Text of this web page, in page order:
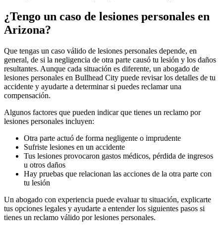
¿Tengo un caso de lesiones personales en
Arizona?
Que tengas un caso válido de lesiones personales depende, en
general, de si la negligencia de otra parte causó tu lesión y los daños
resultantes. Aunque cada situación es diferente, un abogado de
lesiones personales en Bullhead City puede revisar los detalles de tu
accidente y ayudarte a determinar si puedes reclamar una
compensación.
Algunos factores que pueden indicar que tienes un reclamo por
lesiones personales incluyen:
Otra parte actuó de forma negligente o imprudente
Sufriste lesiones en un accidente
Tus lesiones provocaron gastos médicos, pérdida de ingresos
u otros daños
Hay pruebas que relacionan las acciones de la otra parte con
tu lesión
Un abogado con experiencia puede evaluar tu situación, explicarte
tus opciones legales y ayudarte a entender los siguientes pasos si
tienes un reclamo válido por lesiones personales.